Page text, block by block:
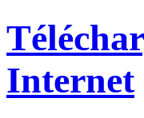
Internet